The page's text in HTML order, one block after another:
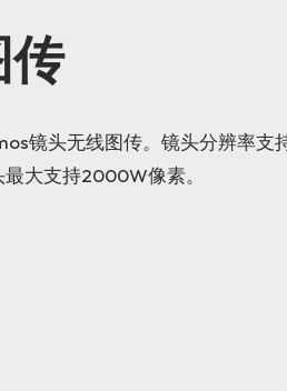
镜头无线图传。镜头分辨率支
最大支持2000W像素。